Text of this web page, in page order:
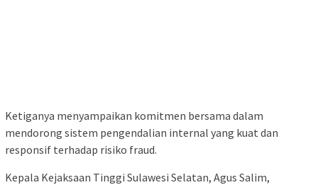
Ketiganya menyampaikan komitmen bersama dalam
mendorong sistem pengendalian internal yang kuat dan
responsif terhadap risiko fraud.
Kepala Kejaksaan Tinggi Sulawesi Selatan, Agus Salim,